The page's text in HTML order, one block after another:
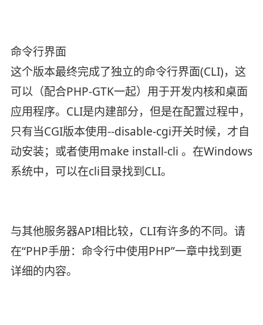
命令行界面
这个版本最终完成了独立的命令行界面(CLI)，这
可以（配合PHP-GTK一起）用于开发内核和桌面
应用程序。CLI是内建部分，但是在配置过程中，
只有当CGI版本使用--disable-cgi开关时候，才自
动安装；或者使用make install-cli 。在Windows
系统中，可以在cli目录找到CLI。
与其他服务器API相比较，CLI有许多的不同。请
在“PHP手册：命令行中使用PHP”一章中找到更
详细的内容。